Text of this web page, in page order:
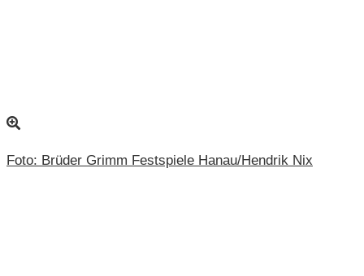
Foto: Brüder Grimm Festspiele Hanau/Hendrik Nix